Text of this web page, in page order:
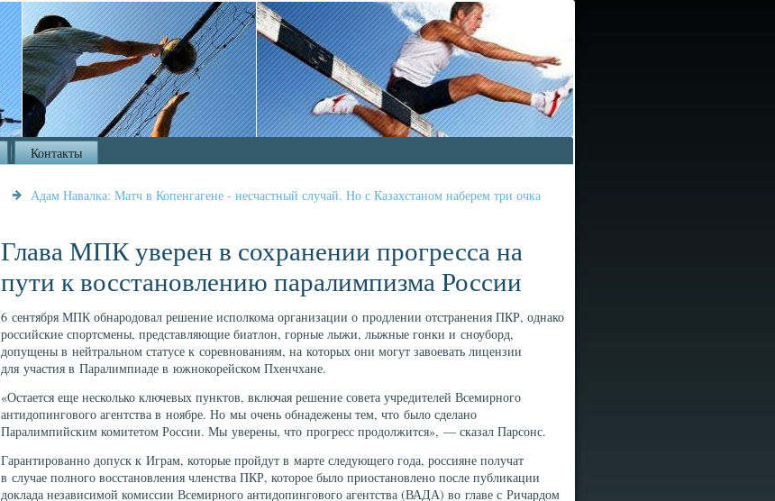
Контакты
Адам Навалка: Матч в Копенгагене - несчастный случай. Но с Казахстаном наберем три очка
Глава МПК уверен в сохранении прогресса на
пути к восстановлению паралимпизма России
6 сентября МПК обнародовал решение исполкома организации о продлении отстранения ПКР, однако
российские спортсмены, представляющие биатлон, горные лыжи, лыжные гонки и сноуборд,
допущены в нейтральном статусе к соревнованиям, на которых они могут завоевать лицензии
для участия в Паралимпиаде в южнокорейском Пхенчхане.
«Остается еще несколько ключевых пунктов, включая решение совета учредителей Всемирного
антидопингового агентства в ноябре. Но мы очень обнадежены тем, что было сделано
Паралимпийским комитетом России. Мы уверены, что прогресс продолжится», — сказал Парсонс.
Гарантированно допуск к Играм, которые пройдут в марте следующего года, россияне получат
в случае полного восстановления членства ПКР, которое было приостановлено после публикации
доклада независимой комиссии Всемирного антидопингового агентства (ВАДА) во главе с Ричардом